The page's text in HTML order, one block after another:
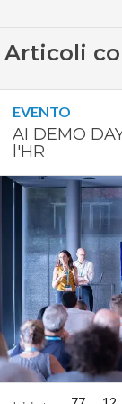
Articoli
EVENTO
AI DEMO
l'HR